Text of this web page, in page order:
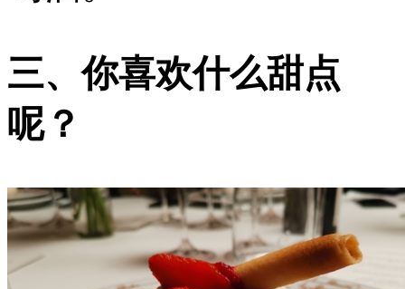
三、你喜欢什么甜点
呢？